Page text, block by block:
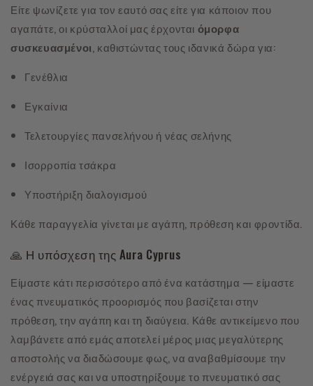
Είτε ψωνίζετε για τον εαυτό σας είτε για κάποιον που
αγαπάτε, οι κρύσταλλοί μας έρχονται όμορφα
συσκευασμένοι , καθιστώντας τους ιδανικά δώρα για:
Γενέθλια
Εγκαίνια
Τελετουργίες πανσελήνου ή νέας σελήνης
Ισορροπία τσάκρα
Υποστήριξη διαλογισμού
Κάθε παραγγελία γίνεται με αγάπη, πρόθεση και φροντίδα.
🙏 Η υπόσχεση της Aura Cyprus
Είμαστε κάτι περισσότερο από ένα κατάστημα — είμαστε
ένας πνευματικός προορισμός που βασίζεται στην
πρόθεση, την αγάπη και τη διαύγεια. Κάθε αντικείμενο που
λαμβάνετε από εμάς αποτελεί μέρος μιας μεγαλύτερης
αποστολής να διαδώσουμε φως, να αναβαθμίσουμε την
ενέργειά σας και να υποστηρίξουμε το πνευματικό σας